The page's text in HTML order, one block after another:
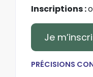
Inscriptions :
Je
PRÉCISIONS